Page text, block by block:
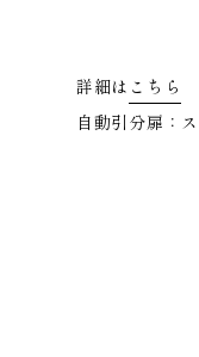
詳細は こちら
自動引分扉：